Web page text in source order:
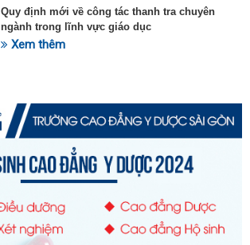
Quy định mới về công tác thanh tra chuyên
ngành trong lĩnh vực giáo dục
Xem thêm